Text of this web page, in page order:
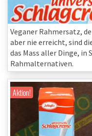
Veganer Rahmersatz,
aber nie erreicht, sind
das Mass aller Dinge, in
Rahmalternativen.
Aktion!